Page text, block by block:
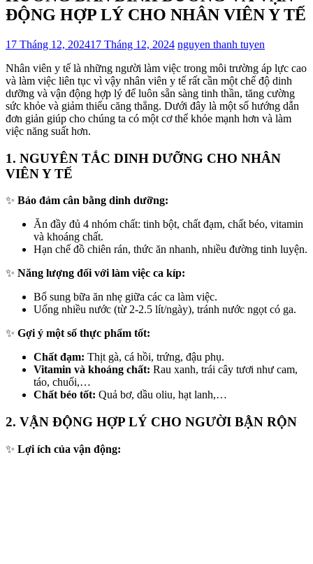
ĐỘNG HỢP LÝ CHO NHÂN VIÊN Y TẾ
17 Tháng 12, 202417 Tháng 12, 2024 nguyen thanh tuyen
Nhân viên y tế là những người làm việc trong môi trường áp lực cao
và làm việc liên tục vì vậy nhân viên y tế rất cần một chế độ dinh
dưỡng và vận động hợp lý để luôn sẵn sàng tinh thần, tăng cường
sức khỏe và giảm thiểu căng thẳng. Dưới đây là một số hướng dẫn
đơn giản giúp cho chúng ta có một cơ thể khỏe mạnh hơn và làm
việc năng suất hơn.
1. NGUYÊN TẮC DINH DƯỠNG CHO NHÂN
VIÊN Y TẾ
✨ Bảo đảm cân bằng dinh dưỡng:
Ăn đầy đủ 4 nhóm chất: tinh bột, chất đạm, chất béo, vitamin
và khoáng chất.
Hạn chế đồ chiên rán, thức ăn nhanh, nhiều đường tinh luyện.
✨ Năng lượng đối với làm việc ca kíp:
Bổ sung bữa ăn nhẹ giữa các ca làm việc.
Uống nhiều nước (từ 2-2.5 lít/ngày), tránh nước ngọt có ga.
✨ Gợi ý một số thực phẩm tốt:
Chất đạm: Thịt gà, cá hồi, trứng, đậu phụ.
Vitamin và khoáng chất: Rau xanh, trái cây tươi như cam,
táo, chuối,…
Chất béo tốt: Quả bơ, dầu oliu, hạt lanh,…
2. VẬN ĐỘNG HỢP LÝ CHO NGƯỜI BẬN RỘN
✨ Lợi ích của vận động: